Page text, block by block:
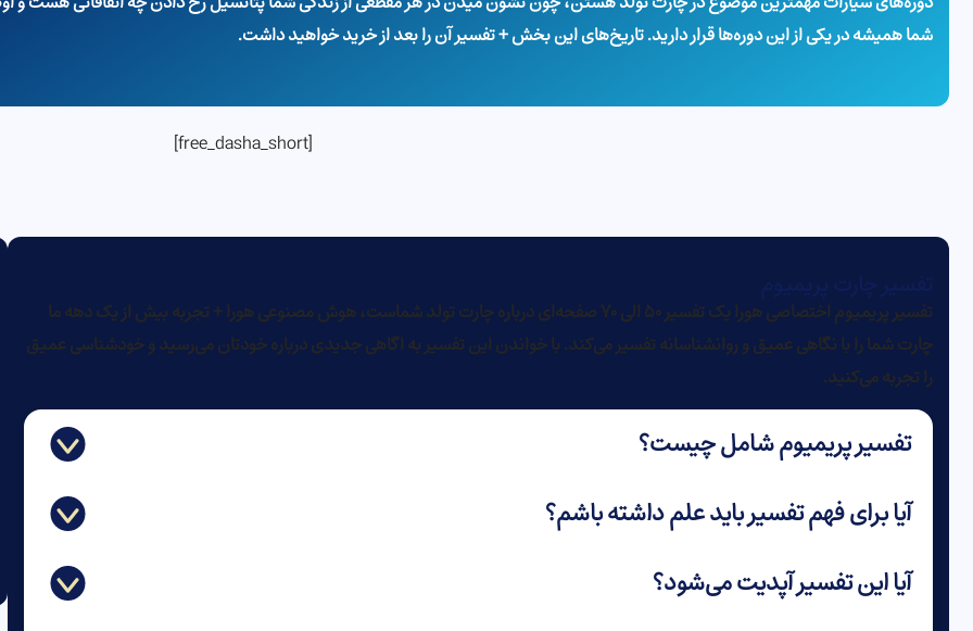
شما همیشه در یکی از این دوره‌ها قرار دارید. تاریخ‌های این بخش + تفسیر آن را بعد از خرید خواهید داشت.
[free_dasha_short]
تفسیر پریمیوم اختصاصی هورا یک تفسیر 50 الی 70 صفحه‌ای درباره چارت تولد شماست، هوش مصنوعی هورا + تجربه بیش از یک دهه ما
چارت شما را با نگاهی عمیق و روانشناسانه تفسیر می‌کند. با خواندن این تفسیر به اگاهی جدیدی درباره خودتان می‌رسید و خودشناسی عمیق
را تجربه می‌کنید.
تفسیر پریمیوم شامل چیست؟
آیا برای فهم تفسیر باید علم داشته باشم؟
آیا این تفسیر آپدیت می‌شود؟